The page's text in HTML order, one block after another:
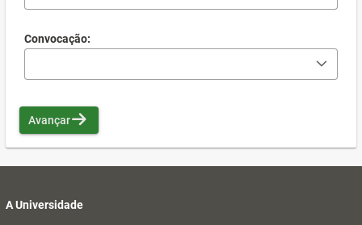
Convocação:
Avançar
A Universidade